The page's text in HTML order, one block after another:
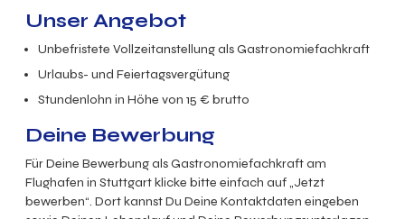
Unser Angebot
Unbefristete VollzeitanstellungalsGastronomiefachkraft
Urlaubs- und Feiertagsvergütung
Stundenlohn in Höhe von 15 € brutto
Deine Bewerbung
Für Deine Bewerbung als Gastronomiefachkraft am
Flughafen in Stuttgart klicke bitte einfach auf „Jetzt
bewerben“. Dort kannst Du Deine Kontaktdaten eingeben